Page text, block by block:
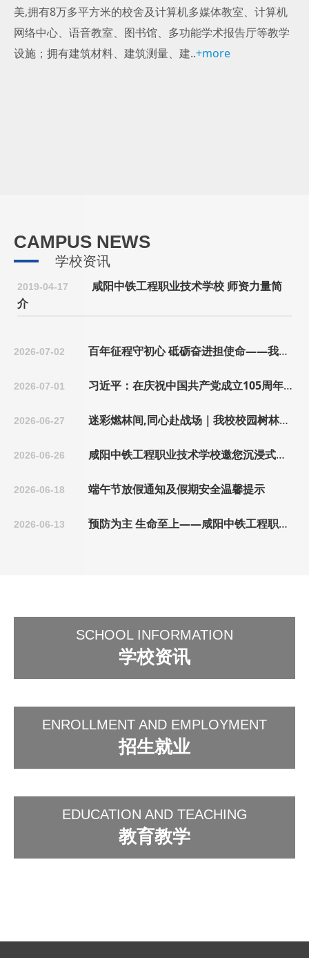
美,拥有8万多平方米的校舍及计算机多媒体教室、计算机
网络中心、语音教室、图书馆、多功能学术报告厅等教学
设施；拥有建筑材料、建筑测量、建..+more
CAMPUS NEWS
学校资讯
2019-04-17
咸阳中铁工程职业技术学校 师资力量简
介
2025-06-10 咸阳中铁工程职业技术学校2025年招生简章
2025-03-07 咸阳中铁工程职业技术学校2025年职业技能等级认定通知
2024-10-31 咸阳中铁工程职业技术学校民用无人机驾驶员执照培训招生简章
2026-07-02 百年征程守初心 砥砺奋进担使命——我校组织全体师生收看庆祝中国共产党成立105周年大会实况
2026-07-01 习近平：在庆祝中国共产党成立105周年大会上的讲话
2026-06-27 迷彩燃林间,同心赴战场｜我校校园树林真人CS素质拓展活动圆满开展！
2026-06-26 咸阳中铁工程职业技术学校邀您沉浸式探校---校园开放日
2026-06-18 端午节放假通知及假期安全温馨提示
2026-06-13 预防为主 生命至上——咸阳中铁工程职业技术学校开展安全逃生疏散演练活动
2026年招生简章
咸阳中铁工程职业技术学校2025年招生简章
2024-10-31 咸阳中铁工程职业技术学校民用无人机驾驶员执照培训招生简章
SCHOOL INFORMATION
学校资讯
ENROLLMENT AND EMPLOYMENT
招生就业
EDUCATION AND TEACHING
教育教学